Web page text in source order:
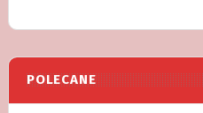
POLECANE